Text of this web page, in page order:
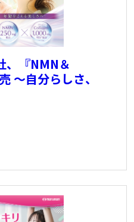
、『NMN＆
〜自分らしさ、